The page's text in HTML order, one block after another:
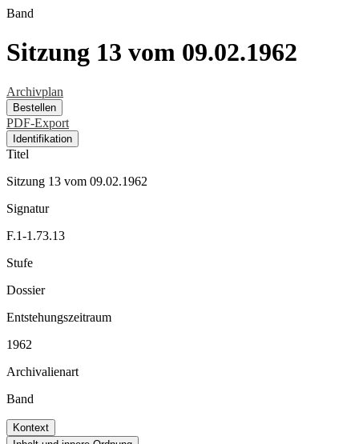
Band
Sitzung 13 vom 09.02.1962
Archivplan
Bestellen
PDF-Export
Identifikation
Titel
Sitzung 13 vom 09.02.1962
Signatur
F.1-1.73.13
Stufe
Dossier
Entstehungszeitraum
1962
Archivalienart
Band
Kontext